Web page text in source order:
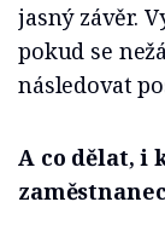
jasný závěr.
pokud se
následovat
A co dělat, i